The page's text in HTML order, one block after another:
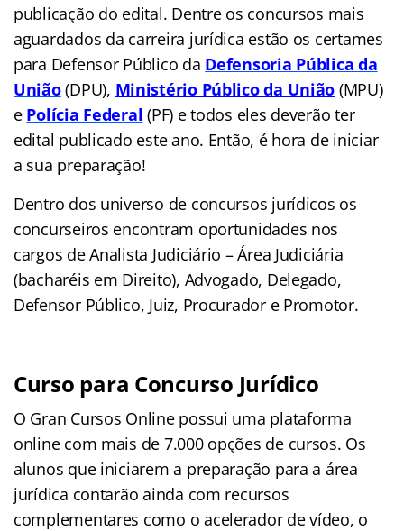
publicação do edital. Dentre os concursos mais
aguardados da carreira jurídica estão os certames
para Defensor Público da Defensoria Pública da
União(DPU), Ministério Público da União (MPU)
e Polícia Federal (PF) e todos eles deverão ter
edital publicado este ano. Então, é hora de iniciar
a sua preparação!
Dentro dos universo de concursos jurídicos os
concurseiros encontram oportunidades nos
cargos de Analista Judiciário – Área Judiciária
(bacharéis em Direito), Advogado, Delegado,
Defensor Público, Juiz, Procurador e Promotor.
Curso para Concurso Jurídico
O Gran Cursos Online possui uma plataforma
online com mais de 7.000 opções de cursos. Os
alunos que iniciarem a preparação para a área
jurídica contarão ainda com recursos
complementares como o acelerador de vídeo, o